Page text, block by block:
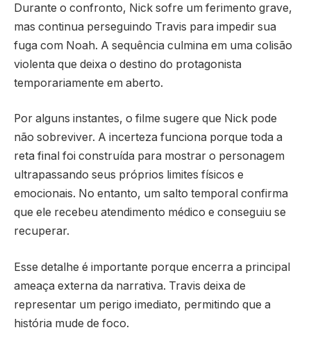
Durante o confronto, Nick sofre um ferimento grave,
mas continua perseguindo Travis para impedir sua
fuga com Noah. A sequência culmina em uma colisão
violenta que deixa o destino do protagonista
temporariamente em aberto.
Por alguns instantes, o filme sugere que Nick pode
não sobreviver. A incerteza funciona porque toda a
reta final foi construída para mostrar o personagem
ultrapassando seus próprios limites físicos e
emocionais. No entanto, um salto temporal confirma
que ele recebeu atendimento médico e conseguiu se
recuperar.
Esse detalhe é importante porque encerra a principal
ameaça externa da narrativa. Travis deixa de
representar um perigo imediato, permitindo que a
história mude de foco.